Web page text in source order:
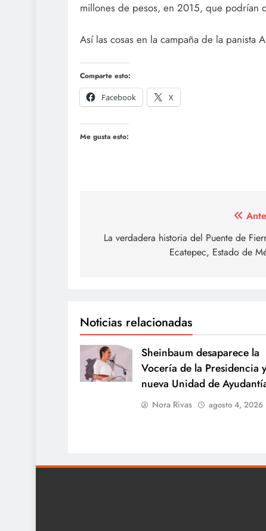
millones de pesos, en 2015, que podrían
Así las cosas en la campaña de la panista
Comparte esto:
Facebook
X
Me gusta esto:
deLa verdadera historia del Puente de
Ecatepec, Estado de
Noticias relacionadas
Sheinbaum desaparece la
Vocería de la Presidencia
nueva Unidad de
Nora Rivas agosto 4, 2026